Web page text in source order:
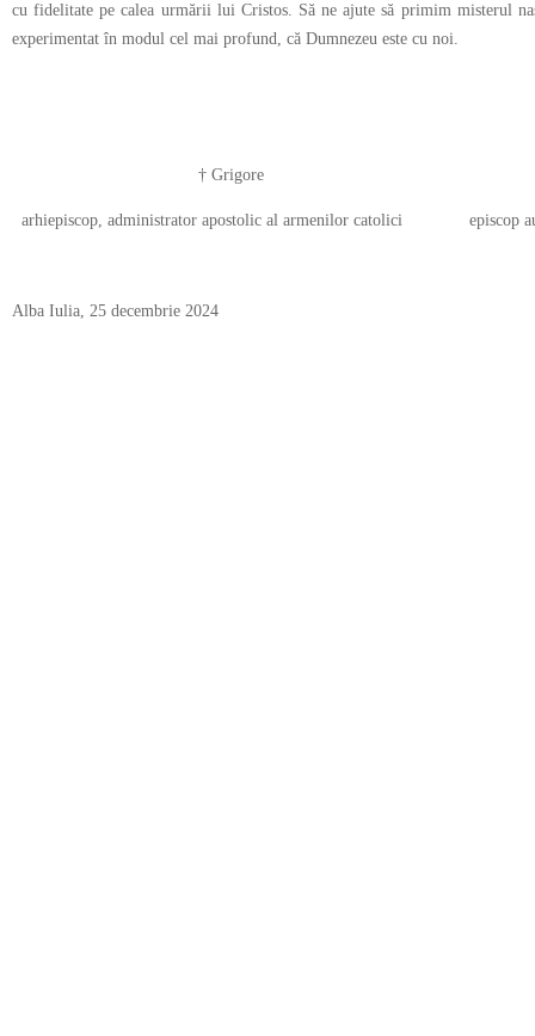
cu fidelitate pe calea urmării lui Cristos. Să ne ajute să primim misterul
experimentat în modul cel mai profund, că Dumnezeu este cu noi.
† Grigore †
arhiepiscop, administrator apostolic al armenilor catolici episcop
Alba Iulia, 25 decembrie 2024